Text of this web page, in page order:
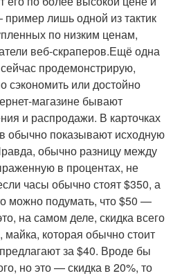
лишь одной из тактик
по низким ценам,
веб-скраперов.Ещё одна
продемонстрирую,
или достойно
магазине бывают
и распродажи. В карточках
обычно показывают исходную
обычно разницу между
в процентах, не
часы обычно стоят $350, а
можно подумать, что $50 —
на самом деле, скидка всего
которая обычно стоит
за $40. Вроде бы
но это — скидка в 20%, то